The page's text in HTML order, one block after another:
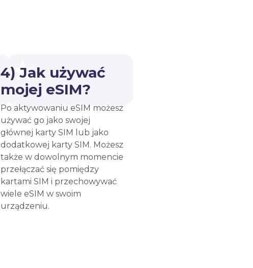
4) Jak używać
mojej eSIM?
Po aktywowaniu eSIM możesz
używać go jako swojej
głównej karty SIM lub jako
dodatkowej karty SIM. Możesz
także w dowolnym momencie
przełączać się pomiędzy
kartami SIM i przechowywać
wiele eSIM w swoim
urządzeniu.